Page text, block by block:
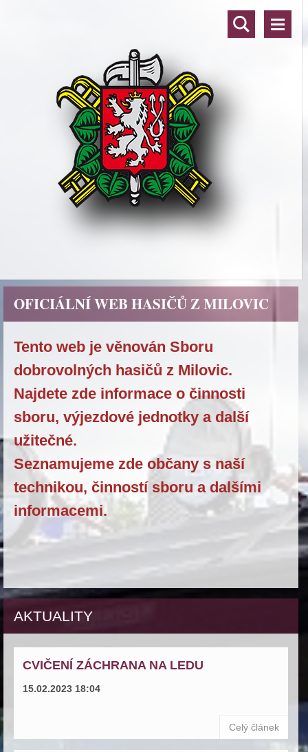
OFICIÁLNÍ WEB HASIČŮ Z MILOVIC
Tento web je věnován Sboru
dobrovolných hasičů z Milovic.
Najdete zde informace o činnosti
sboru, výjezdové jednotky a další
užitečné.
Seznamujeme zde občany s naší
technikou, činností sboru a dalšími
informacemi.
AKTUALITY
CVIČENÍ ZÁCHRANA NA LEDU
15.02.2023 18:04
Celý článek